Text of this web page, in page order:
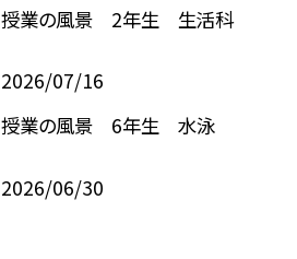
授業の風景 2年生 生活科
2026/07/16
授業の風景 6年生 水泳
2026/06/30